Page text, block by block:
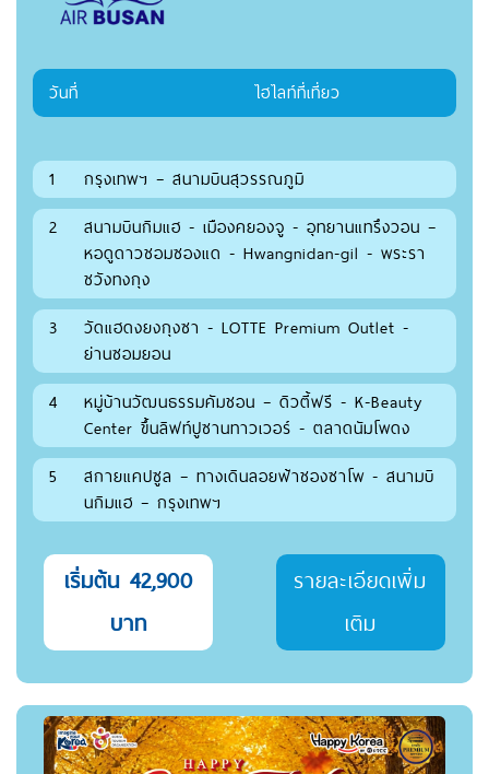
วันที่ ไฮไลท์ที่เที่ยว
1
กรุงเทพฯ – สนามบินสุวรรณภูมิ
2
สนามบินกิมแฮ - เมืองคยองจู - อุทยานแทรึงวอน –
หอดูดาวชอมซองแด - Hwangnidan-gil - พระรา
ชวังทงกุง
3
วัดแฮดงยงกุงซา - LOTTE Premium Outlet -
ย่านซอมยอน
4
หมู่บ้านวัฒนธรรมคัมชอน – ดิวตี้ฟรี - K-Beauty
Center ขึ้นลิฟท์ปูซานทาวเวอร์ - ตลาดนัมโพดง
5
สกายแคปซูล – ทางเดินลอยฟ้าชองซาโพ - สนามบิ
นกิมแฮ – กรุงเทพฯ
เริ่มต้น 42,900
บาท
รายละเอียดเพิ่ม
เติม